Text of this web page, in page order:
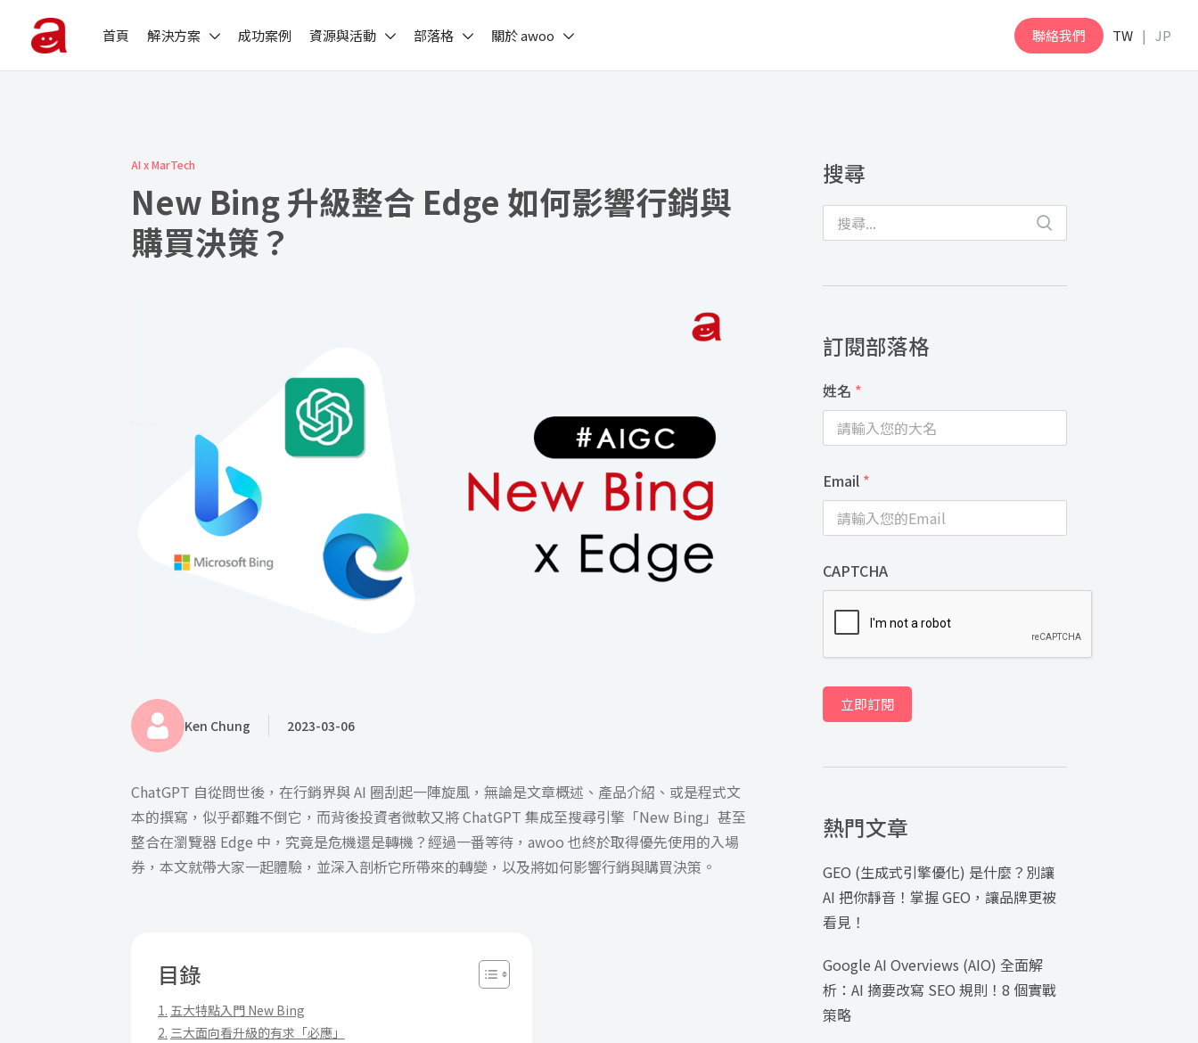
首頁 解決方案 成功案例 資源與活動 部落格 關於 awoo 聯絡我們 TW JP
AI x MarTech
New Bing 升級整合 Edge 如何影響行銷與
購買決策？
Ken Chung 2023-03-06
ChatGPT 自從問世後，在行銷界與 AI 圈刮起一陣旋風，無論是文章概述、產品介紹、或是程式文
本的撰寫，似乎都難不倒它，而背後投資者微軟又將 ChatGPT 集成至搜尋引擎「New Bing」甚至
整合在瀏覽器 Edge 中，究竟是危機還是轉機？經過一番等待，awoo 也終於取得優先使用的入場
券，本文就帶大家一起體驗，並深入剖析它所帶來的轉變，以及將如何影響行銷與購買決策。
目錄
五大特點入門 New Bing
三大面向看升級的有求「必應」
搜尋
訂閱部落格
姓名 *
Email *
CAPTCHA
立即訂閱
熱門文章
GEO (生成式引擎優化) 是什麼？別讓
AI 把你靜音！掌握 GEO，讓品牌更被
看見！
Google AI Overviews (AIO) 全面解
析：AI 摘要改寫 SEO 規則！8 個實戰
策略